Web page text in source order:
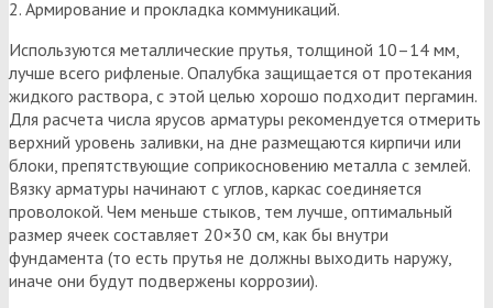
2. Армирование и прокладка коммуникаций.
Используются металлические прутья, толщиной 10–14 мм,
лучше всего рифленые. Опалубка защищается от протекания
жидкого раствора, с этой целью хорошо подходит пергамин.
Для расчета числа ярусов арматуры рекомендуется отмерить
верхний уровень заливки, на дне размещаются кирпичи или
блоки, препятствующие соприкосновению металла с землей.
Вязку арматуры начинают с углов, каркас соединяется
проволокой. Чем меньше стыков, тем лучше, оптимальный
размер ячеек составляет 20×30 см, как бы внутри
фундамента (то есть прутья не должны выходить наружу,
иначе они будут подвержены коррозии).